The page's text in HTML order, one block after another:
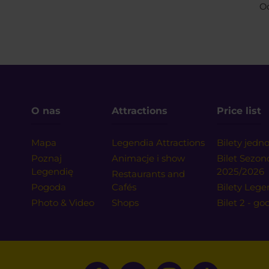
O nas
Mapa
Poznaj
Legendię
Pogoda
Photo & Video
Attractions
Legendia Attractions
Animacje i show
Restaurants and
Cafés
Shops
Price list
Bilety
Bilet
2025/2026
Bilety
Bilet 2 -